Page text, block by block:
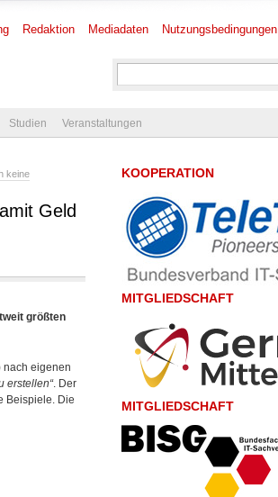
Redaktion Mediadaten Nutzungsbedingungen
Studien Veranstaltungen
keine
Geld
größten
nach eigenen
erstellen“. Der
Beispiele. Die
KOOPERATION
MITGLIEDSCHAFT
MITGLIEDSCHAFT